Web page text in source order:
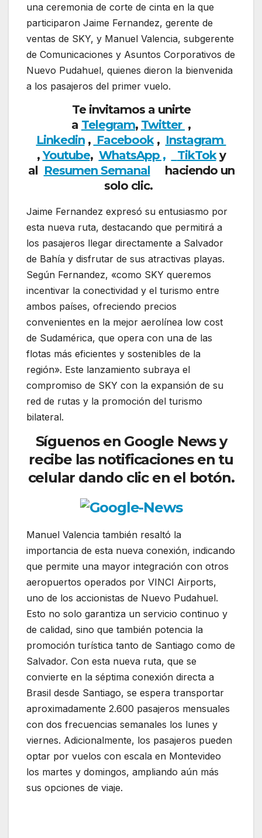
una ceremonia de corte de cinta en la que
participaron Jaime Fernandez, gerente de
ventas de SKY, y Manuel Valencia, subgerente
de Comunicaciones y Asuntos Corporativos de
Nuevo Pudahuel, quienes dieron la bienvenida
a los pasajeros del primer vuelo.
Te invitamos a unirte
a Telegram, Twitter ,
Linkedin, Facebook, Instagram
,Youtube, WhatsApp , TikToky
al Resumen Semanalhaciendo un
solo clic.
Jaime Fernandez expresó su entusiasmo por
esta nueva ruta, destacando que permitirá a
los pasajeros llegar directamente a Salvador
de Bahía y disfrutar de sus atractivas playas.
Según Fernandez, «como SKY queremos
incentivar la conectividad y el turismo entre
ambos países, ofreciendo precios
convenientes en la mejor aerolínea low cost
de Sudamérica, que opera con una de las
flotas más eficientes y sostenibles de la
región». Este lanzamiento subraya el
compromiso de SKY con la expansión de su
red de rutas y la promoción del turismo
bilateral.
Síguenos en Google News y
recibe las notificaciones en tu
celular dando clic en el botón.
Manuel Valencia también resaltó la
importancia de esta nueva conexión, indicando
que permite una mayor integración con otros
aeropuertos operados por VINCI Airports,
uno de los accionistas de Nuevo Pudahuel.
Esto no solo garantiza un servicio continuo y
de calidad, sino que también potencia la
promoción turística tanto de Santiago como de
Salvador. Con esta nueva ruta, que se
convierte en la séptima conexión directa a
Brasil desde Santiago, se espera transportar
aproximadamente 2.600 pasajeros mensuales
con dos frecuencias semanales los lunes y
viernes. Adicionalmente, los pasajeros pueden
optar por vuelos con escala en Montevideo
los martes y domingos, ampliando aún más
sus opciones de viaje.